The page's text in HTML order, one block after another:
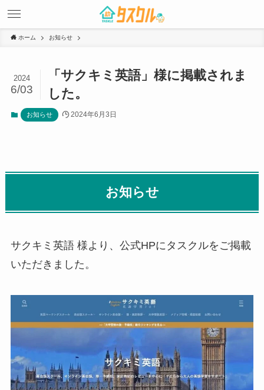
ホーム お知らせ
「サクキミ英語」様に掲載されま
した。
2024
6/03
お知らせ 2024年6月3日
お知らせ
サクキミ英語 様より、公式HPにタスクルをご掲載
いただきました。